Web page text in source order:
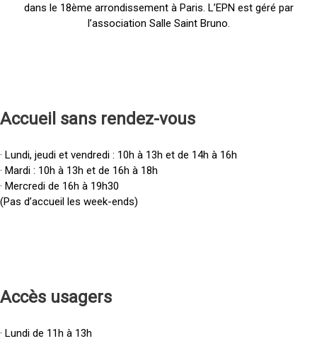
dans le 18ème arrondissement à Paris. L’EPN est géré par
l’association Salle Saint Bruno.
Accueil sans rendez-vous
· Lundi, jeudi et vendredi : 10h à 13h et de 14h à 16h
· Mardi : 10h à 13h et de 16h à 18h
· Mercredi de 16h à 19h30
(Pas d’accueil les week-ends)
Accès usagers
· Lundi de 11h à 13h